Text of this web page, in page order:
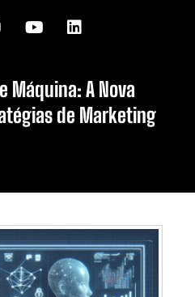
Máquina: A Nova
de Marketing